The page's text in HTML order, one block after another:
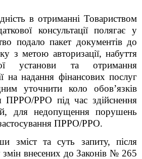
в отриманні Товариством
консультації полягає у
подало пакет документів до
з метою авторизації, набуття
установи та отримання
на надання фінансових послуг
уточнити коло обов’язків
ПРРО/РРО під час здійснення
для недопущення порушень
ПРРО/РРО.
зміст та суть запиту, після
змін внесених до Законів № 265